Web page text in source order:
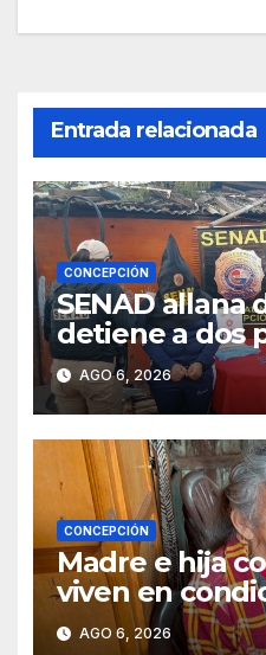
Entrada relacionada
CONCEPCIÓN
SENAD allana
detiene a dos
presunto
Concepción
AGO 6, 2026
CONCEPCIÓN
Madre e hija
viven en
precarias y
AGO 6, 2026